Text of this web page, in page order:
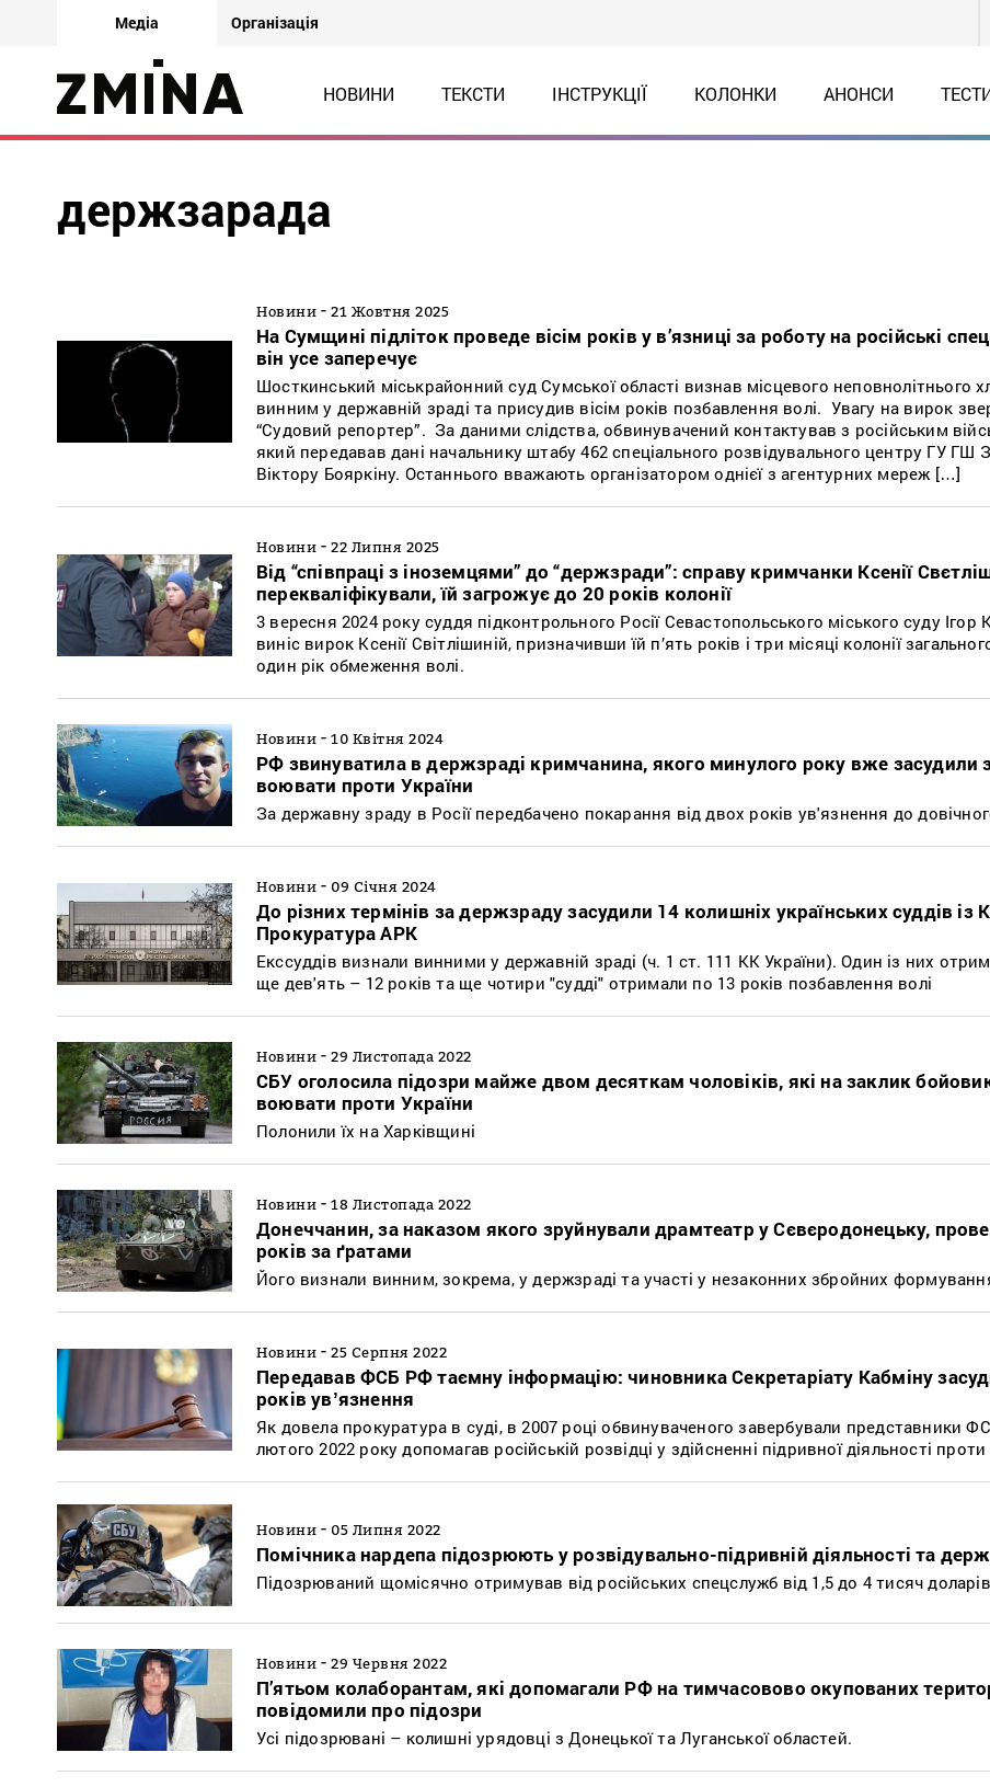
Медіа Організація
НОВИНИ ТЕКСТИ ІНСТРУКЦІЇ КОЛОНКИ АНОНСИ
держзарада
Новини - 21 Жовтня 2025
На Сумщині підліток проведе вісім років у в’язниці за роботу на російські
він усе заперечує
Шосткинський міськрайонний суд Сумської області визнав місцевого неповнолітнього
винним у державній зраді та присудив вісім років позбавлення волі. Увагу на вирок
“Судовий репортер”. За даними слідства, обвинувачений контактував з російським
який передавав дані начальнику штабу 462 спеціального розвідувального центру ГУ ГШ
Віктору Бояркіну. Останнього вважають організатором однієї з агентурних мереж […]
Новини - 22 Липня 2025
Від “співпраці з іноземцями” до “держзради”: справу кримчанки Ксенії
перекваліфікували, їй загрожує до 20 років колонії
3 вересня 2024 року суддя підконтрольного Росії Севастопольського міського суду Ігор
виніс вирок Ксенії Світлішиній, призначивши їй п’ять років і три місяці колонії
один рік обмеження волі.
Новини - 10 Квітня 2024
РФ звинуватила в держзраді кримчанина, якого минулого року вже засудили
воювати проти України
За державну зраду в Росії передбачено покарання від двох років ув'язнення до
Новини - 09 Січня 2024
До різних термінів за держзраду засудили 14 колишніх українських суддів із
Прокуратура АРК
Екссуддів визнали винними у державній зраді (ч. 1 ст. 111 КК України). Один із них
ще дев'ять – 12 років та ще чотири "судді" отримали по 13 років позбавлення волі
Новини - 29 Листопада 2022
СБУ оголосила підозри майже двом десяткам чоловіків, які на заклик
воювати проти України
Полонили їх на Харківщині
Новини - 18 Листопада 2022
Донеччанин, за наказом якого зруйнували драмтеатр у Сєвєродонецьку,
років за ґратами
Його визнали винним, зокрема, у держзраді та участі у незаконних збройних
Новини - 25 Серпня 2022
Передавав ФСБ РФ таємну інформацію: чиновника Секретаріату Кабміну
років увʼязнення
Як довела прокуратура в суді, в 2007 році обвинуваченого завербували представники
лютого 2022 року допомагав російській розвідці у здійсненні підривної діяльності проти
Новини - 05 Липня 2022
Помічника нардепа підозрюють у розвідувально-підривній діяльності та
Підозрюваний щомісячно отримував від російських спецслужб від 1,5 до 4 тисяч
Новини - 29 Червня 2022
П’ятьом колаборантам, які допомагали РФ на тимчасовово окупованих
повідомили про підозри
Усі підозрювані – колишні урядовці з Донецької та Луганської областей.